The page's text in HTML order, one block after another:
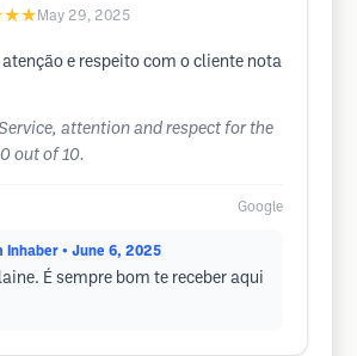
May 29, 2025
e respeito com o cliente nota
attention and respect for the
out of 10.
Google
Inhaber • June 6, 2025
É sempre bom te receber aqui